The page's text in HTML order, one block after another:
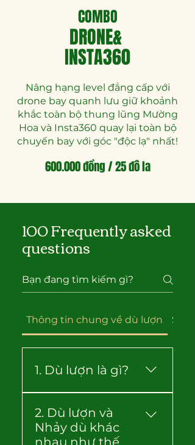
COMBO
DRONE&
INSTA360
Nâng hạng level đẳng cấp với
drone bay quanh lưu giữ khoảnh
khắc toàn bộ thung lũng Mường
Hoa và Insta360 quay lại toàn bộ
chuyến bay với góc "độc lạ" nhất!
600.000 đồng / 25 đô la
100 Frequently asked
questions
Thông tin chung về dù lượn So
1. Dù lượn là gì?
hình thức hàng không,
nơi bạn bay lượn trên bầu
2. Dù lượn và
Nhảy dù khác
nhau như thế